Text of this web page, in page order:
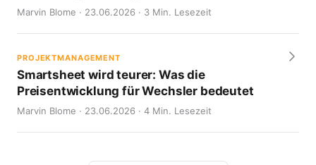
Marvin Blome · 23.06.2026 · 3 Min. Lesezeit
PROJEKTMANAGEMENT
Smartsheet wird teurer: Was die
Preisentwicklung für Wechsler bedeutet
Marvin Blome · 23.06.2026 · 4 Min. Lesezeit